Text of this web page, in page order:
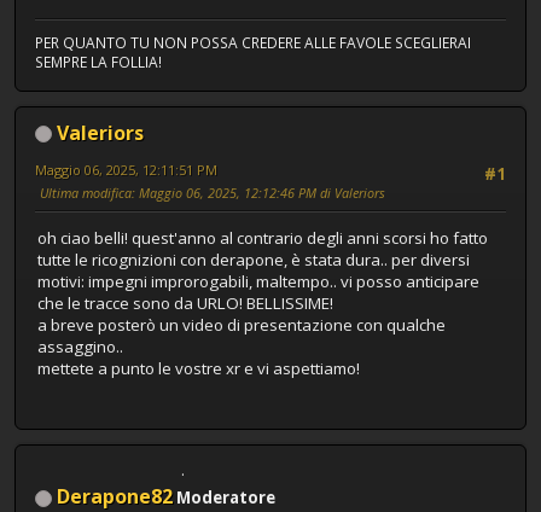
PER QUANTO TU NON POSSA CREDERE ALLE FAVOLE SCEGLIERAI
SEMPRE LA FOLLIA!
Valeriors
#1
Maggio 06, 2025, 12:11:51 PM
Ultima modifica: Maggio 06, 2025, 12:12:46 PM di Valeriors
oh ciao belli! quest'anno al contrario degli anni scorsi ho fatto
tutte le ricognizioni con derapone, è stata dura.. per diversi
motivi: impegni improrogabili, maltempo.. vi posso anticipare
che le tracce sono da URLO! BELLISSIME!
a breve posterò un video di presentazione con qualche
assaggino..
mettete a punto le vostre xr e vi aspettiamo!
Derapone82 Moderatore